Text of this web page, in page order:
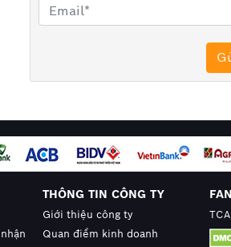
mạng tại đường hầm, khu đô
các sản phẩmcáp quang
của
THÔNG TIN CÔNG TY
Giới thiệu công ty
Quan điểm kinh doanh